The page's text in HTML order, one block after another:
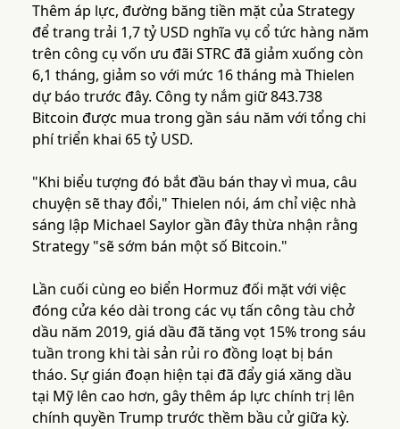
Thêm áp lực, đường băng tiền mặt của Strategy
để trang trải 1,7 tỷ USD nghĩa vụ cổ tức hàng năm
trên công cụ vốn ưu đãi STRC đã giảm xuống còn
6,1 tháng, giảm so với mức 16 tháng mà Thielen
dự báo trước đây. Công ty nắm giữ 843.738
Bitcoin được mua trong gần sáu năm với tổng chi
phí triển khai 65 tỷ USD.
"Khi biểu tượng đó bắt đầu bán thay vì mua, câu
chuyện sẽ thay đổi," Thielen nói, ám chỉ việc nhà
sáng lập Michael Saylor gần đây thừa nhận rằng
Strategy "sẽ sớm bán một số Bitcoin."
Lần cuối cùng eo biển Hormuz đối mặt với việc
đóng cửa kéo dài trong các vụ tấn công tàu chở
dầu năm 2019, giá dầu đã tăng vọt 15% trong sáu
tuần trong khi tài sản rủi ro đồng loạt bị bán
tháo. Sự gián đoạn hiện tại đã đẩy giá xăng dầu
tại Mỹ lên cao hơn, gây thêm áp lực chính trị lên
chính quyền Trump trước thềm bầu cử giữa kỳ.